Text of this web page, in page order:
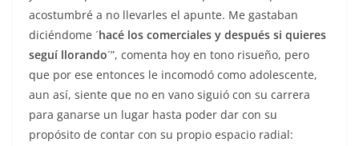
acostumbré a no llevarles el apunte. Me gastaban
diciéndome ´hacé los comerciales y después si quieres
seguí llorando´”, comenta hoy en tono risueño, pero
que por ese entonces le incomodó como adolescente,
aun así, siente que no en vano siguió con su carrera
para ganarse un lugar hasta poder dar con su
propósito de contar con su propio espacio radial: